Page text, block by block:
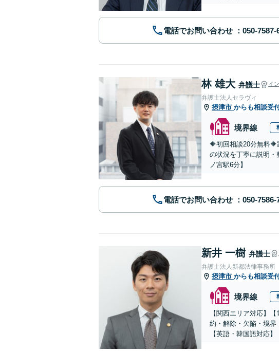
電話でお問い合わせ
林 雄大 弁護士 イ
弁護士法人セラヴィ
摂津市 からも相談受
境界線
🔶初回相談20分無料
の状況を丁寧に説明
ノ宮駅6分】
電話でお問い合わせ
新井 一樹 弁護士
弁護士法人新都法律事務所
摂津市 からも相談受
境界線
【関西エリア対応】
約・解除・欠陥・境
【英語・韓国語対応】